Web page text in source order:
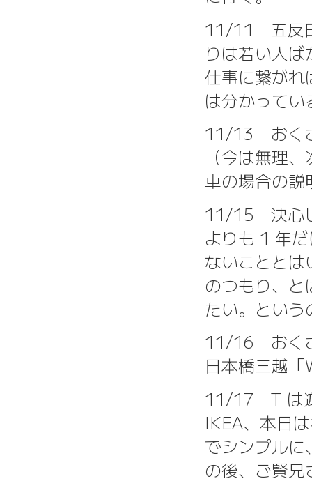
11/11 五反
りは若い人
仕事に繋がれ
は分かって
11/13 おく
（今は無理
車の場合の
11/15 決心
よりも 1 年
ないことと
のつもり、
たい。とい
11/16 おく
日本橋三越
11/17 T は
IKEA、本日
でシンプル
の後、ご賢